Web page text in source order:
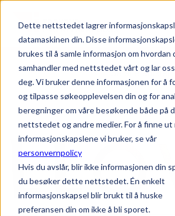
Dette nettstedet lagrer
datamaskinen din. Disse
brukes til å samle informasjon om hvordan
samhandler med nettstedet vårt og lar
deg. Vi bruker denne informasjonen for å
og tilpasse søkeopplevelsen din og for
beregninger om våre besøkende både på
nettstedet og andre medier. For å finne ut
informasjonskapslene vi bruker, se vår
personvernpolicy
Hvis du avslår, blir ikke informasjonen din
du besøker dette nettstedet. Én enkelt
informasjonskapsel blir brukt til å huske
preferansen din om ikke å bli sporet.
Se alle artikler